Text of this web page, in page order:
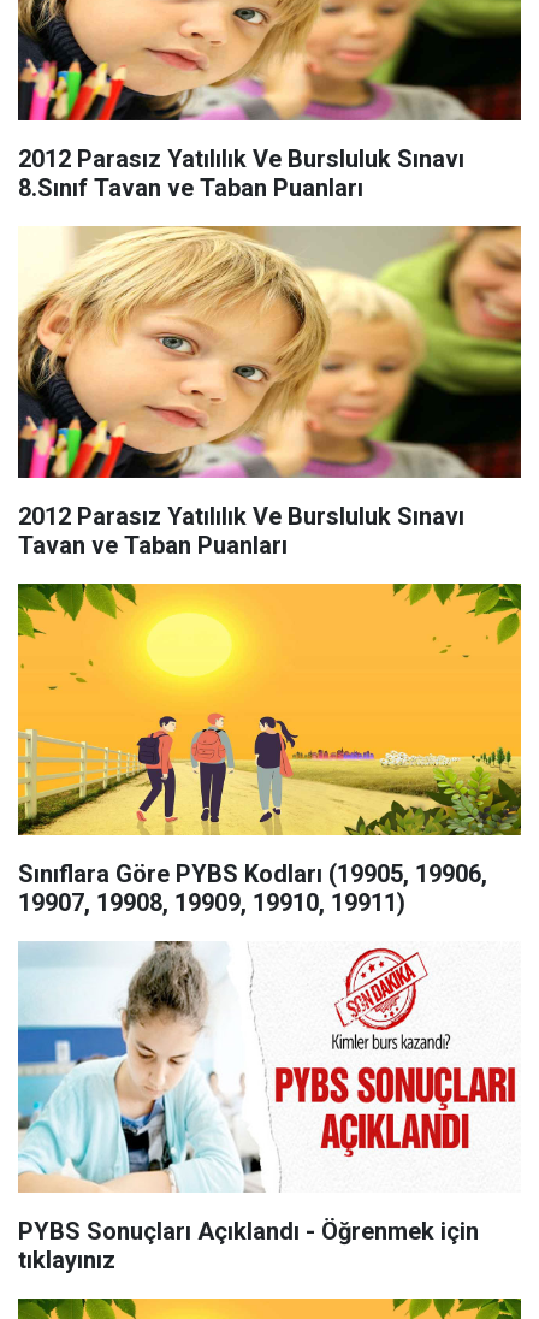
2012 Parasız Yatılılık Ve Bursluluk Sınavı
8.Sınıf Tavan ve Taban Puanları
2012 Parasız Yatılılık Ve Bursluluk Sınavı
Tavan ve Taban Puanları
Sınıflara Göre PYBS Kodları (19905, 19906,
19907, 19908, 19909, 19910, 19911)
PYBS Sonuçları Açıklandı - Öğrenmek için
tıklayınız